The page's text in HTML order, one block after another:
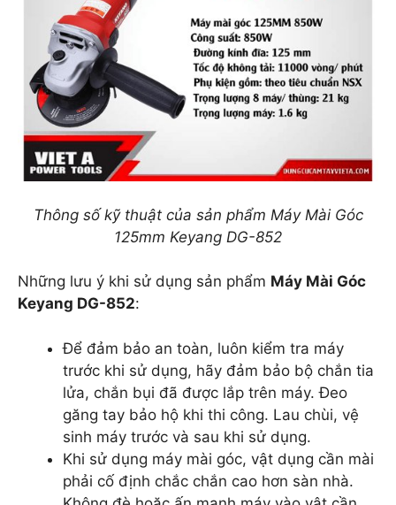
Thông số kỹ thuật của sản phẩm Máy Mài Góc
125mm Keyang DG-852
Những lưu ý khi sử dụng sản phẩm Máy Mài Góc
Keyang DG-852:
Để đảm bảo an toàn, luôn kiểm tra máy
trước khi sử dụng, hãy đảm bảo bộ chắn tia
lửa, chắn bụi đã được lắp trên máy. Đeo
găng tay bảo hộ khi thi công. Lau chùi, vệ
sinh máy trước và sau khi sử dụng.
Khi sử dụng máy mài góc, vật dụng cần mài
phải cố định chắc chắn cao hơn sàn nhà.